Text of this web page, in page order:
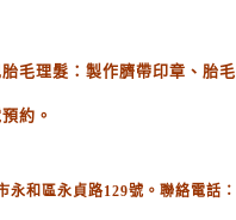
毛理髮：製作臍帶印章、胎
約。
永和區永貞路129號。聯絡電話